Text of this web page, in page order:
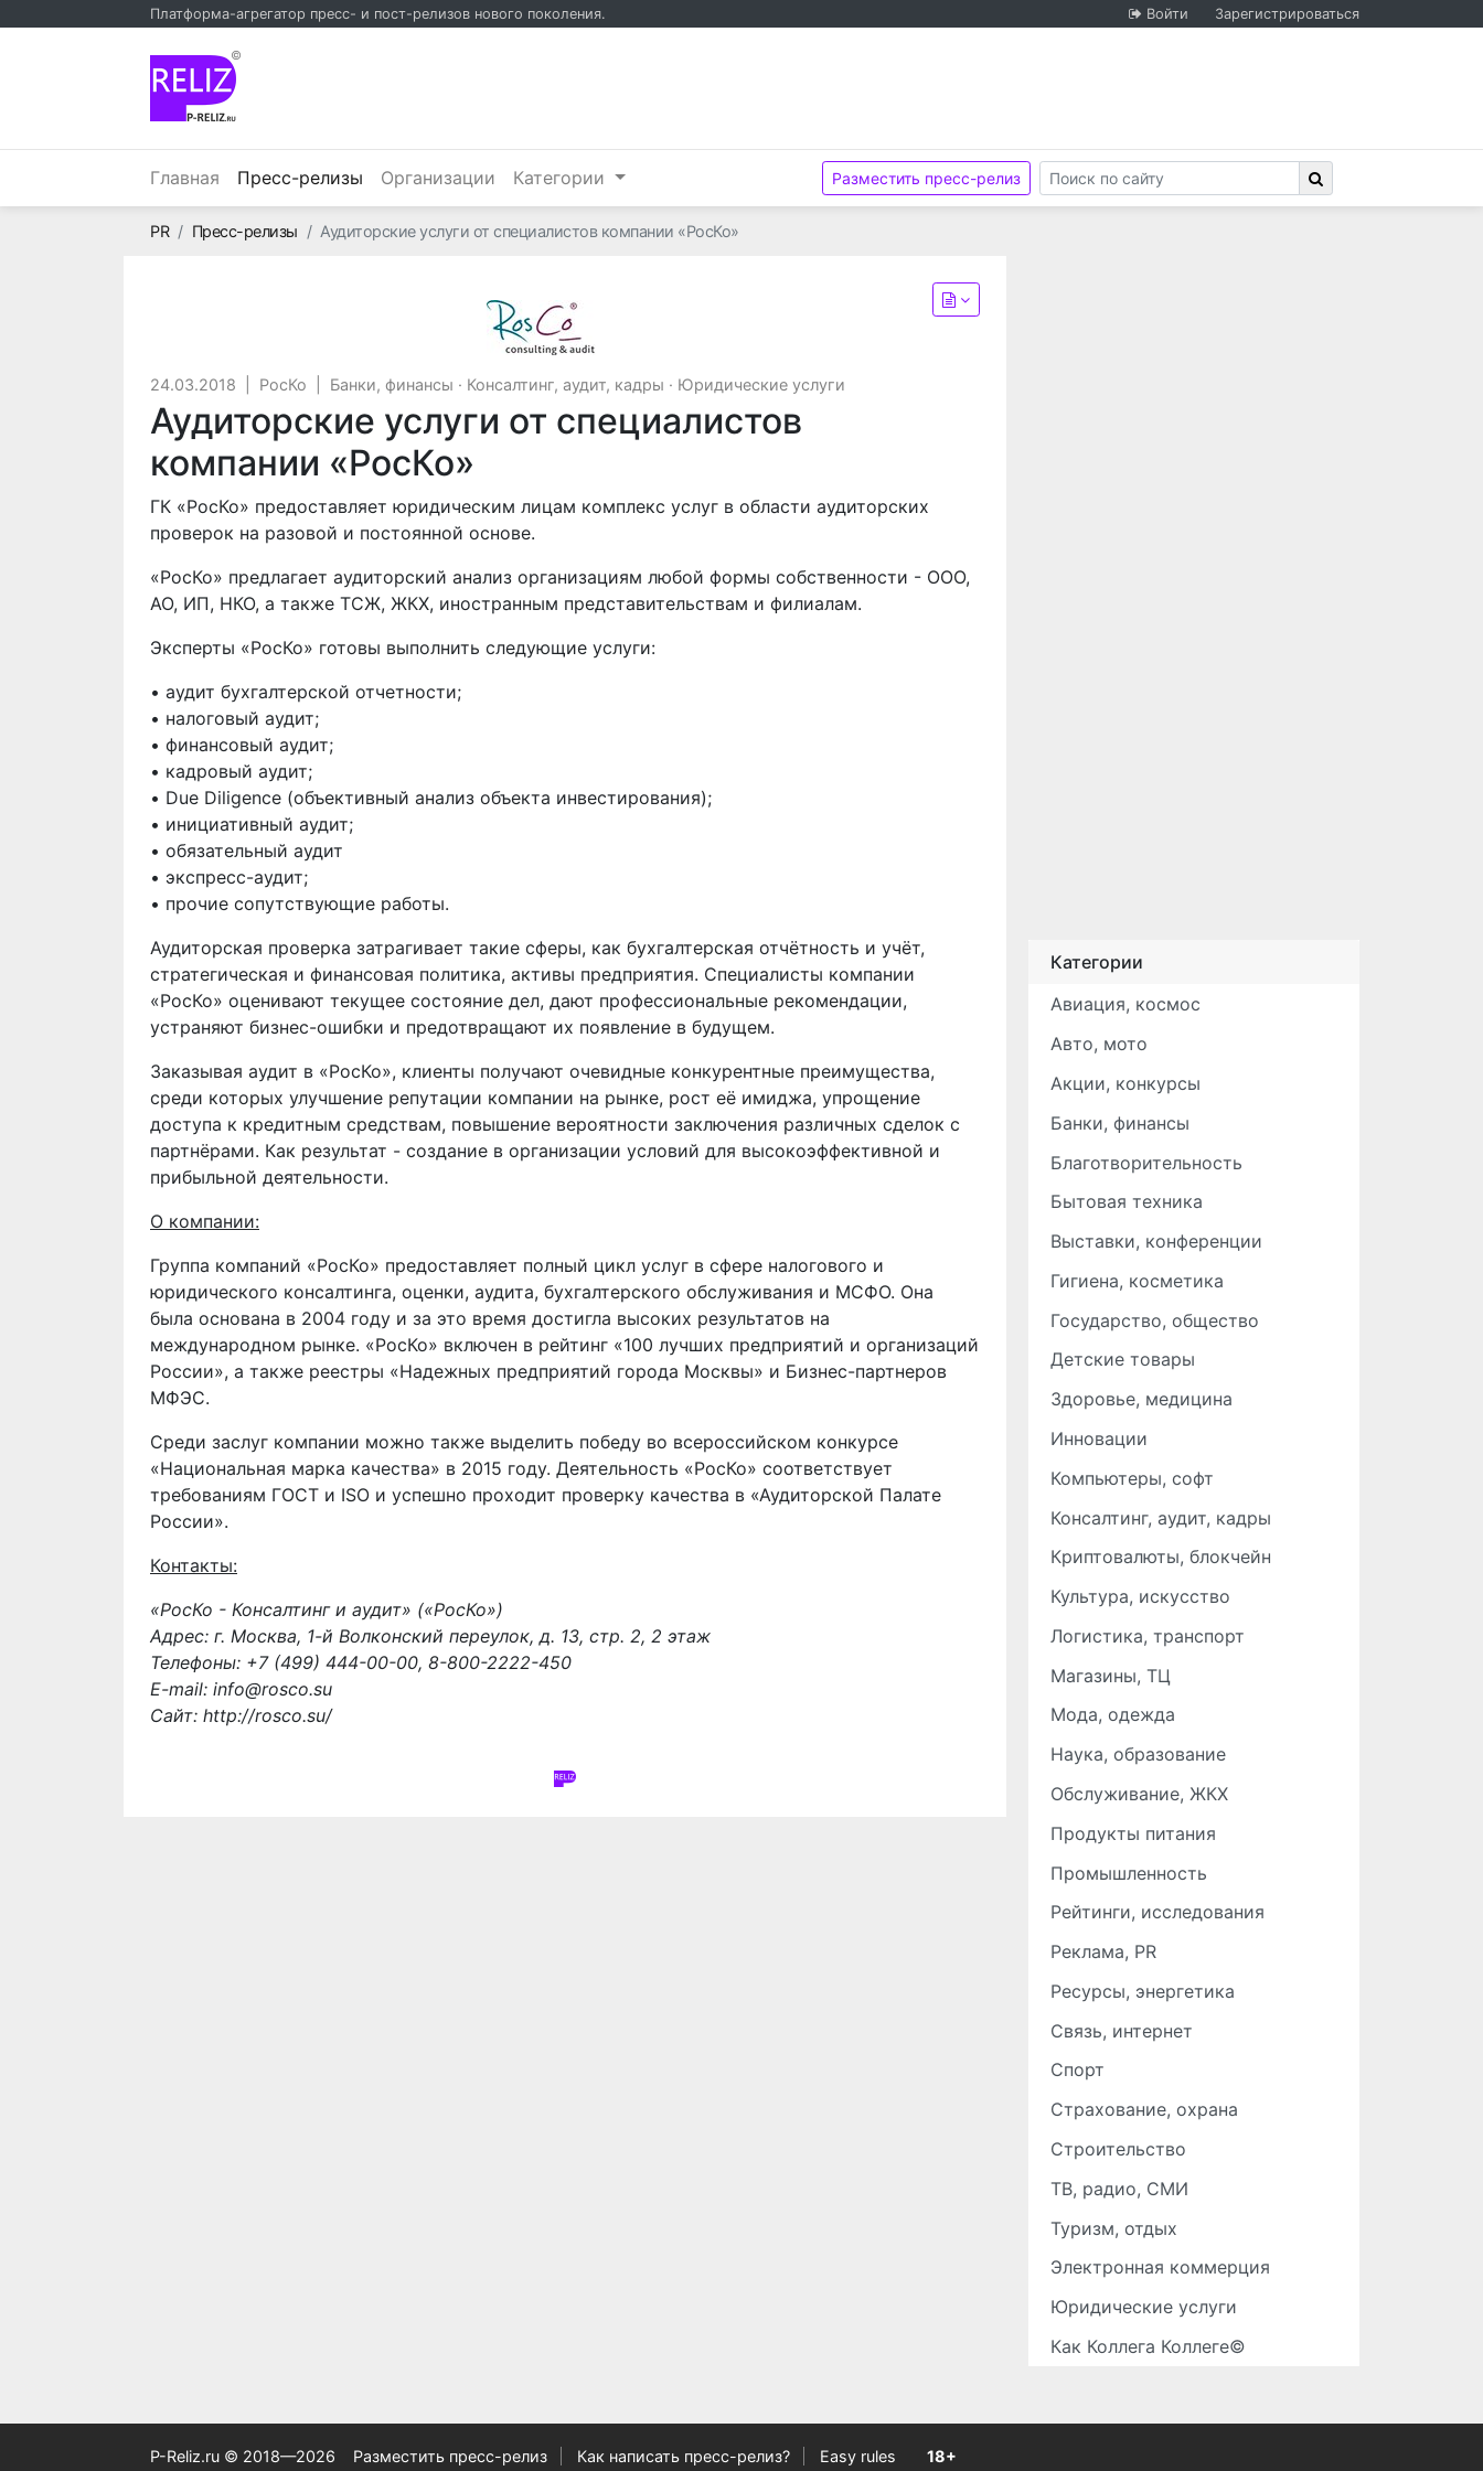
Платформа-агрегатор пресс- и пост-релизов нового поколения. Войти Зарегистрироваться
©
Главная Пресс-релизы (текущий)
Организации Категории Разместить пресс-релиз
PRГлавная
Пресс-релизы Аудиторские услуги от специалистов компании «РосКо»
24.03.2018 РосКо Банки, финансы · Консалтинг, аудит, кадры · Юридические услуги
Аудиторские услуги от специалистов
компании «РосКо»
ГК «РосКо» предоставляет юридическим лицам комплекс услуг в области аудиторских
проверок на разовой и постоянной основе.
«РосКо» предлагает аудиторский анализ организациям любой формы собственности - ООО,
АО, ИП, НКО, а также ТСЖ, ЖКХ, иностранным представительствам и филиалам.
Эксперты «РосКо» готовы выполнить следующие услуги:
• аудит бухгалтерской отчетности;
• налоговый аудит;
• финансовый аудит;
• кадровый аудит;
• Due Diligence (объективный анализ объекта инвестирования);
• инициативный аудит;
• обязательный аудит
• экспресс-аудит;
• прочие сопутствующие работы.
Аудиторская проверка затрагивает такие сферы, как бухгалтерская отчётность и учёт,
стратегическая и финансовая политика, активы предприятия. Специалисты компании
«РосКо» оценивают текущее состояние дел, дают профессиональные рекомендации,
устраняют бизнес-ошибки и предотвращают их появление в будущем.
Заказывая аудит в «РосКо», клиенты получают очевидные конкурентные преимущества,
среди которых улучшение репутации компании на рынке, рост её имиджа, упрощение
доступа к кредитным средствам, повышение вероятности заключения различных сделок с
партнёрами. Как результат - создание в организации условий для высокоэффективной и
прибыльной деятельности.
О компании:
Группа компаний «РосКо» предоставляет полный цикл услуг в сфере налогового и
юридического консалтинга, оценки, аудита, бухгалтерского обслуживания и МСФО. Она
была основана в 2004 году и за это время достигла высоких результатов на
международном рынке. «РосКо» включен в рейтинг «100 лучших предприятий и организаций
России», а также реестры «Надежных предприятий города Москвы» и Бизнес-партнеров
МФЭС.
Среди заслуг компании можно также выделить победу во всероссийском конкурсе
«Национальная марка качества» в 2015 году. Деятельность «РосКо» соответствует
требованиям ГОСТ и ISO и успешно проходит проверку качества в «Аудиторской Палате
России».
Контакты:
«РосКо - Консалтинг и аудит» («РосКо»)
Адрес: г. Москва, 1-й Волконский переулок, д. 13, стр. 2, 2 этаж
Телефоны: +7 (499) 444-00-00, 8-800-2222-450
E-mail: info@rosco.su
Сайт: http://rosco.su/
Категории
Авиация, космос
Авто, мото
Акции, конкурсы
Банки, финансы
Благотворительность
Бытовая техника
Выставки, конференции
Гигиена, косметика
Государство, общество
Детские товары
Здоровье, медицина
Инновации
Компьютеры, софт
Консалтинг, аудит, кадры
Криптовалюты, блокчейн
Культура, искусство
Логистика, транспорт
Магазины, ТЦ
Мода, одежда
Наука, образование
Обслуживание, ЖКХ
Продукты питания
Промышленность
Рейтинги, исследования
Реклама, PR
Ресурсы, энергетика
Связь, интернет
Спорт
Страхование, охрана
Строительство
ТВ, радио, СМИ
Туризм, отдых
Электронная коммерция
Юридические услуги
Как Коллега Коллеге©
P-Reliz.ru © 2018—2026 Разместить пресс-релиз Как написать пресс-релиз? Easy rules 18+